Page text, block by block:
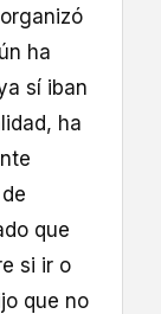
ha
sí iban
ha
que
si ir o
que no